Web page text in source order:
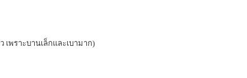
พราะบานเล็กและเบามาก)